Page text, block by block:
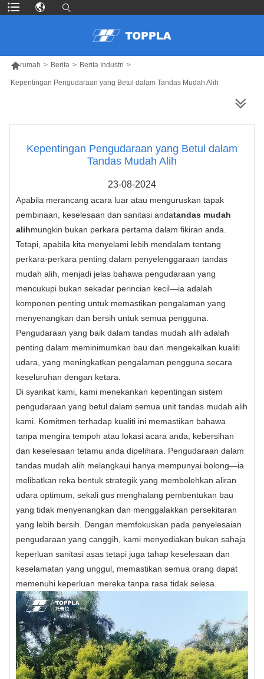
rumah > Berita > Berita Industri >
Kepentingan Pengudaraan yang Betul dalam Tandas Mudah Alih
Kepentingan Pengudaraan yang Betul dalam
Tandas Mudah Alih
23-08-2024
Apabila merancang acara luar atau menguruskan tapak
pembinaan, keselesaan dan sanitasi andatandas mudah
alihmungkin bukan perkara pertama dalam fikiran anda.
Tetapi, apabila kita menyelami lebih mendalam tentang
perkara-perkara penting dalam penyelenggaraan tandas
mudah alih, menjadi jelas bahawa pengudaraan yang
mencukupi bukan sekadar perincian kecil—ia adalah
komponen penting untuk memastikan pengalaman yang
menyenangkan dan bersih untuk semua pengguna.
Pengudaraan yang baik dalam tandas mudah alih adalah
penting dalam meminimumkan bau dan mengekalkan kualiti
udara, yang meningkatkan pengalaman pengguna secara
keseluruhan dengan ketara.
Di syarikat kami, kami menekankan kepentingan sistem
pengudaraan yang betul dalam semua unit tandas mudah alih
kami. Komitmen terhadap kualiti ini memastikan bahawa
tanpa mengira tempoh atau lokasi acara anda, kebersihan
dan keselesaan tetamu anda dipelihara. Pengudaraan dalam
tandas mudah alih melangkaui hanya mempunyai bolong—ia
melibatkan reka bentuk strategik yang membolehkan aliran
udara optimum, sekali gus menghalang pembentukan bau
yang tidak menyenangkan dan menggalakkan persekitaran
yang lebih bersih. Dengan memfokuskan pada penyelesaian
pengudaraan yang canggih, kami menyediakan bukan sahaja
keperluan sanitasi asas tetapi juga tahap keselesaan dan
keselamatan yang unggul, memastikan semua orang dapat
memenuhi keperluan mereka tanpa rasa tidak selesa.